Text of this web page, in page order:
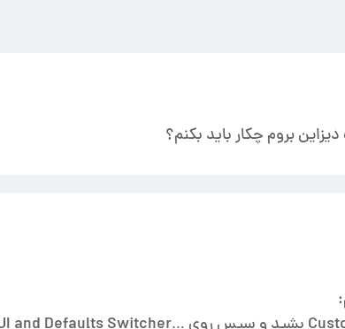
بروم چکار باید بکنم؟